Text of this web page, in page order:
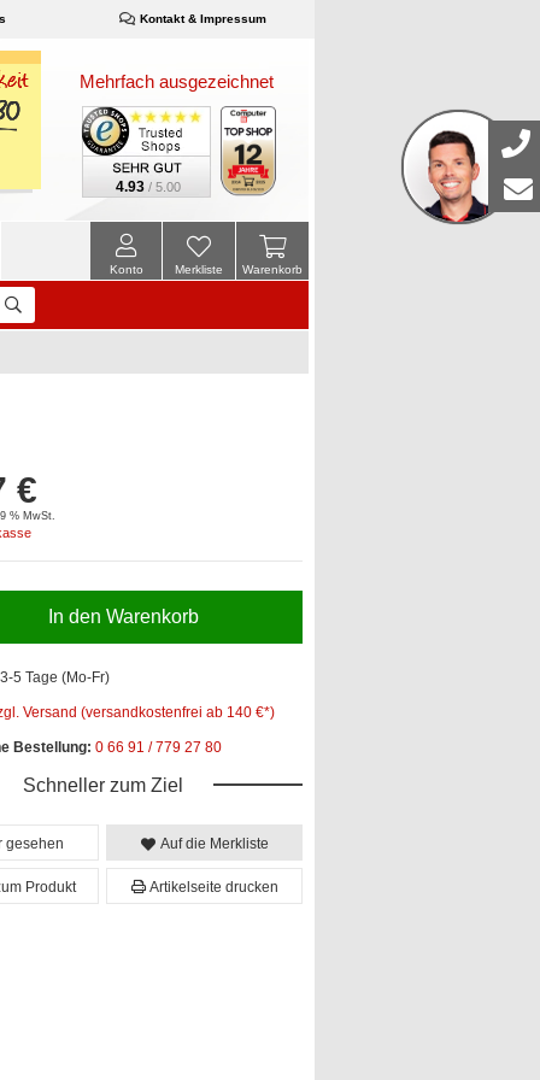
Kontakt & Impressum
Mehrfach ausgezeichnet
4.93 / 5.00
Warenkorb
Merkliste
Konto
€
% MwSt.
In den Warenkorb
3-5 Tage (Mo-Fr)
Versand (versandkostenfrei ab 140 €*)
Bestellung: 0 66 91 / 779 27 80
Schneller zum Ziel
gesehen Auf die Merkliste
Produkt Artikelseite drucken